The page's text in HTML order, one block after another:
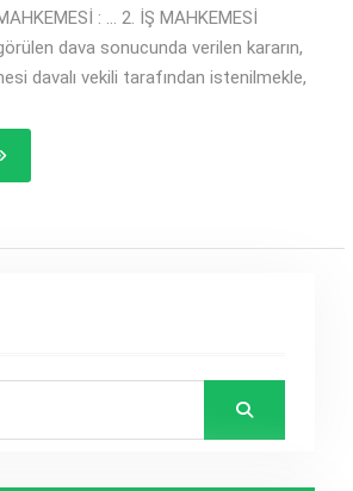
: … 2. İŞ MAHKEMESİ
dava sonucunda verilen kararın,
davalı vekili tarafından istenilmekle,